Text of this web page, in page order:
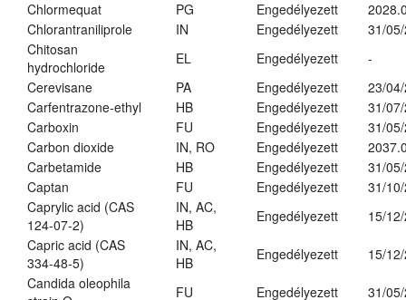
Chlormequat
PG Engedélyezett
Chlorantraniliprole
IN Engedélyezett
31/
Chitosan
hydrochloride
EL Engedélyezett
-
Cerevisane
PA Engedélyezett
23/
Carfentrazone-ethyl
HB Engedélyezett
31/
Carboxin
FU Engedélyezett
31/
Carbon dioxide
IN, RO Engedélyezett
Carbetamide
HB Engedélyezett
31/
Captan
FU Engedélyezett
31/
Caprylic acid (CAS
124-07-2)
IN, AC,
HB
Engedélyezett
15/
Capric acid (CAS
334-48-5)
IN, AC,
HB
Engedélyezett
15/
Candida oleophila
FU Engedélyezett
31/